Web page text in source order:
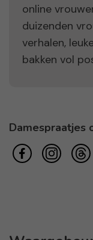
online
duizenden
verhalen,
bakken vol
Damespraatjes